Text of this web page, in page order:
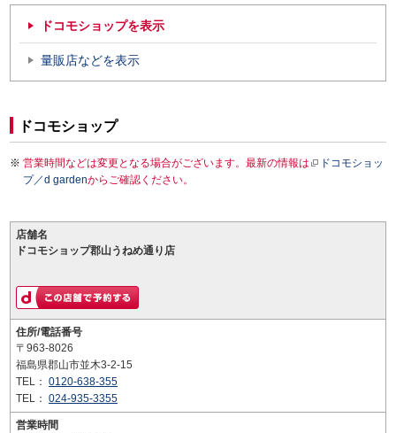
ドコモショップを表示
量販店などを表示
ドコモショップ
営業時間などは変更となる場合がございます。最新の情報は
ドコモショッ
プ／d gardenからご確認ください。
店舗名
ドコモショップ郡山うねめ通り店
住所/電話番号
〒963-8026
福島県郡山市並木3-2-15
TEL： 0120-638-355
TEL： 024-935-3355
営業時間